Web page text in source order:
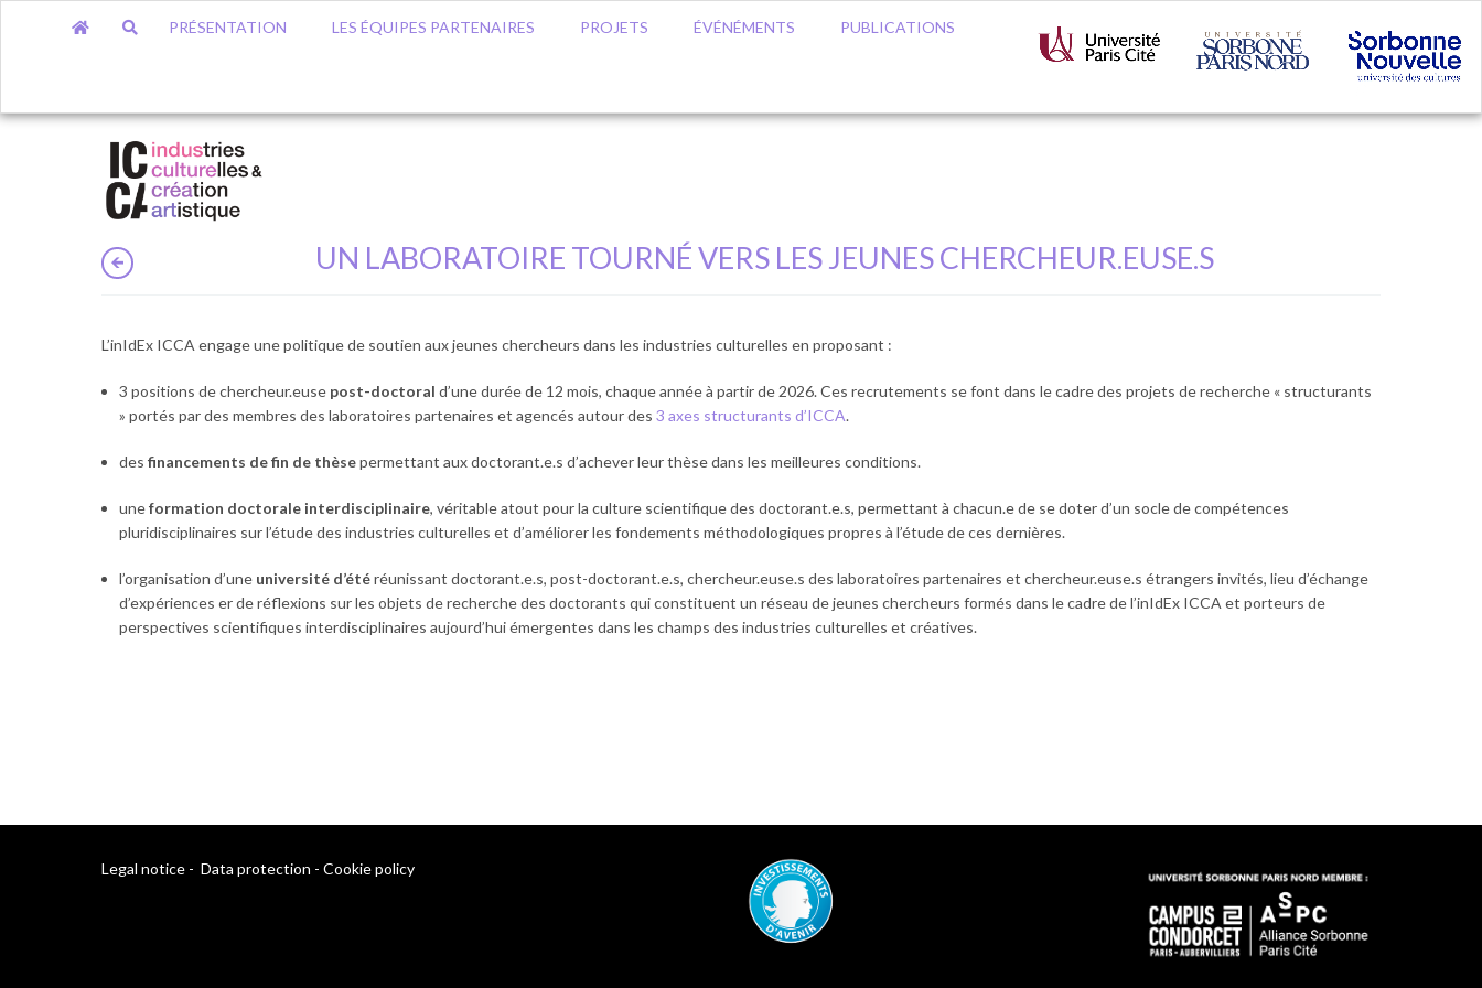
PRÉSENTATION LES ÉQUIPES PARTENAIRES PROJETS ÉVÉNÉMENTS PUBLICATIONS
UN LABORATOIRE TOURNÉ VERS LES JEUNES CHERCHEUR.EUSE.S
L’inIdEx ICCA engage une politique de soutien aux jeunes chercheurs dans les industries culturelles en proposant :
3 positions de chercheur.euse post-doctoral d’une durée de 12 mois, chaque année à partir de 2026. Ces recrutements se font dans le cadre des projets de recherche « structurants
» portés par des membres des laboratoires partenaires et agencés autour des 3 axes structurants d’ICCA.
des financements de fin de thèsepermettant aux doctorant.e.s d’achever leur thèse dans les meilleures conditions.
uneformation doctorale interdisciplinaire, véritable atout pour la culture scientifique des doctorant.e.s, permettant à chacun.e de se doter d’un socle de compétences
pluridisciplinaires sur l’étude des industries culturelles et d’améliorer les fondements méthodologiques propres à l’étude de ces dernières.
l’organisation d’une université d’étéréunissant doctorant.e.s, post-doctorant.e.s, chercheur.euse.s des laboratoires partenaires et chercheur.euse.s étrangers invités, lieu d’échange
d’expériences er de réflexions sur les objets de recherche des doctorants qui constituent un réseau de jeunes chercheurs formés dans le cadre de l’inIdEx ICCA et porteurs de
perspectives scientifiques interdisciplinaires aujourd’hui émergentes dans les champs des industries culturelles et créatives.
Legal notice - Data protection - Cookie policy